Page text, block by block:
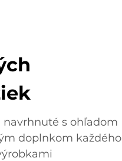
navrhnuté s ohľadom
doplnkom každého